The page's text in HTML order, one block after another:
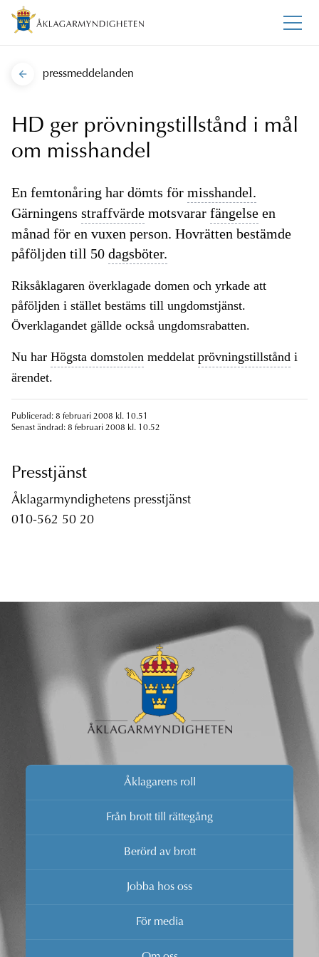
pressmeddelanden
HD ger prövningstillstånd i mål
om misshandel
En femtonåring har dömts för misshandel.
Gärningens straffvärde motsvarar fängelse en
månad för en vuxen person. Hovrätten bestämde
påföljden till 50 dagsböter.
Riksåklagaren överklagade domen och yrkade att
påföljden i stället bestäms till ungdomstjänst.
Överklagandet gällde också ungdomsrabatten.
Nu har Högsta domstolen meddelat prövningstillstånd i
ärendet.
Publicerad: 8 februari 2008 kl. 10.51
Senast ändrad: 8 februari 2008 kl. 10.52
Presstjänst
Åklagarmyndighetens presstjänst
010-562 50 20
Åklagarens roll
Från brott till rättegång
Berörd av brott
Jobba hos oss
För media